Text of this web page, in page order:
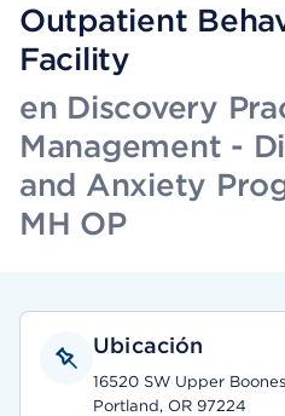
Outpatient
Facility
en Discovery
Management -
and Anxiety
MH OP
Ubicación
16520 SW Upper
Portland, OR 97224